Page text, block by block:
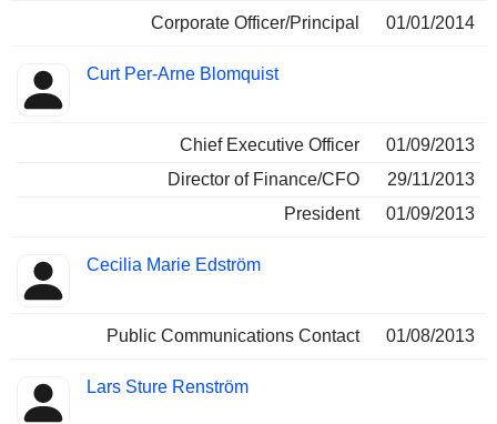
Corporate Officer/Principal 01/01/2014
Curt Per-Arne Blomquist
Chief Executive Officer
01/09/2013
Director of Finance/CFO
29/11/2013
President
01/09/2013
Cecilia Marie Edström
Public Communications Contact 01/08/2013
Lars Sture Renström